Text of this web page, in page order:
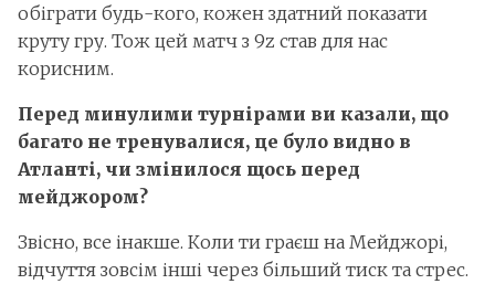
обіграти будь-кого, кожен здатний показати
круту гру. Тож цей матч з 9z став для нас
корисним.
Перед минулими турнірами ви казали, що
багато не тренувалися, це було видно в
Атланті, чи змінилося щось перед
мейджором?
Звісно, все інакше. Коли ти граєш на Мейджорі,
відчуття зовсім інші через більший тиск та стрес.